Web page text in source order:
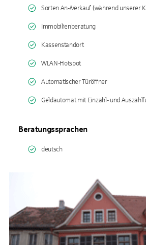
Sorten An-/Verkauf (während unserer
Immobilienberatung
Kassenstandort
WLAN-Hotspot
Automatischer Türöffner
Geldautomat mit Einzahl- und
Beratungssprachen
deutsch